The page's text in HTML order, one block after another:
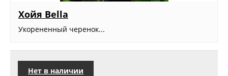
Хойя Bella
Укорененный черенок...
Нет в наличии